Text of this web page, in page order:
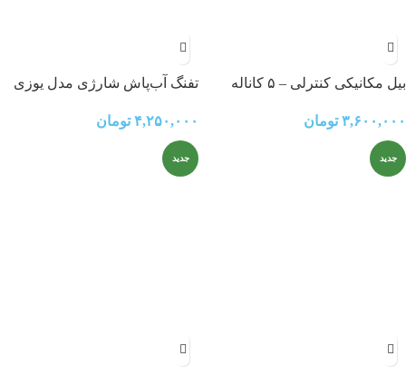
بیل مکانیکی کنترلی – ۵ کاناله
۳,۶۰۰,۰۰۰ تومان
تفنگ آب‌پاش شارژی مدل یوزی
۴,۲۵۰,۰۰۰ تومان
جدید جدید